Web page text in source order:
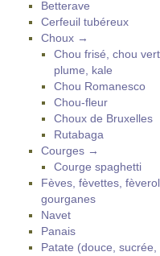
Betterave
Cerfeuil tubéreux
Choux →
Chou frisé, chou
plume, kale
Chou Romanesco
Chou-fleur
Choux de Bruxelles
Rutabaga
Courges →
Courge spaghetti
Fèves, fèvettes,
gourganes
Navet
Panais
Patate (douce, sucrée,